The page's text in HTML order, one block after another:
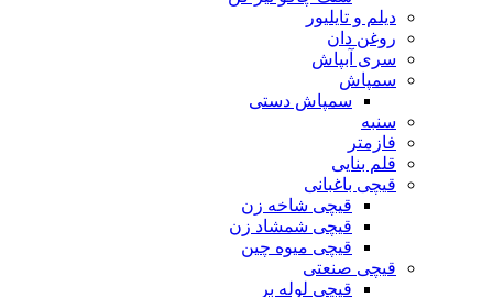
دیلم و تایلیور
روغن دان
سری آبپاش
سمپاش
سمپاش دستی
سنبه
فازمتر
قلم بنایی
قیچی باغبانی
قیچی شاخه زن
قیچی شمشاد زن
قیچی میوه چین
قیچی صنعتی
قیچی لوله بر